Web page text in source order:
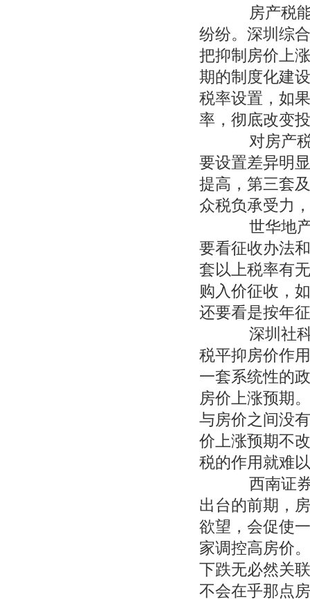
房产税能
纷纷。深圳综
把抑制房价上
期的制度化建
税率设置，如
率，彻底改变
对房产税
要设置差异明
提高，第三套
众税负承受力
世华地产
要看征收办法
套以上税率有
购入价征收，
还要看是按年
深圳社科
税平抑房价作
一套系统性的
房价上涨预期
与房价之间没
价上涨预期不
税的作用就难
西南证券
出台的前期，
欲望，会促使
家调控高房价
下跌无必然关
不会在乎那点